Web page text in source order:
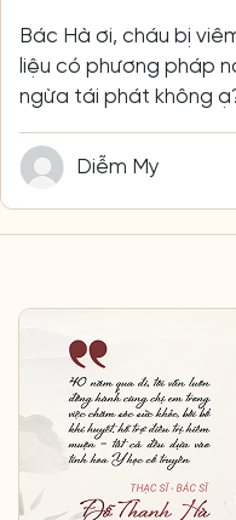
Bác Hà ơi, cháu bị
liệu có phương pháp
ngừa tái phát không
Diễm My